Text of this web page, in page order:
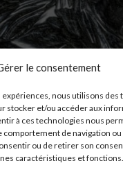
le consentement
nous utilisons des
stocker et/ou accéder aux
à ces technologies nous
comportement de navigation
ou de retirer son
caractéristiques et fonctions.